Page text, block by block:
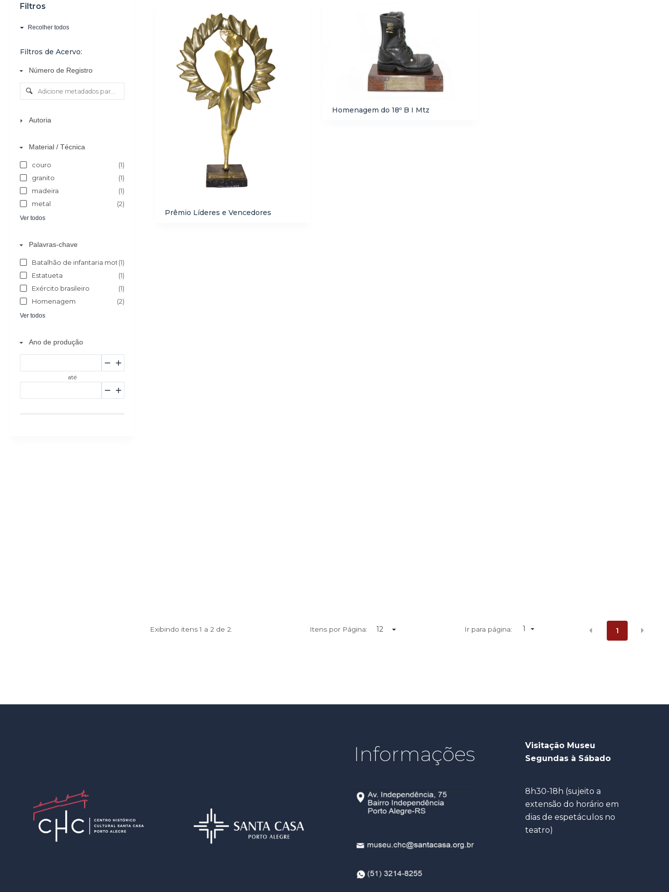
Filtros
Recolher todos
Filtros de Acervo:
Número de Registro
Autoria
Material / Técnica
couro
(1)
granito
(1)
madeira
(1)
metal
(2)
Ver todos
Palavras-chave
Batalhão de infantaria motorizado
(1)
Estatueta
(1)
Exército brasileiro
(1)
Homenagem
(2)
Ver todos
Ano de produção
até
Prêmio Líderes e Vencedores
Homenagem do 18º B I Mtz
Exibindo itens 1 a 2 de 2. Itens por Página: Ir para página: 1 1
Informações
Visitação Museu
Segundas à Sábado
8h30-18h (sujeito a
extensão do horário em
dias de espetáculos no
teatro)